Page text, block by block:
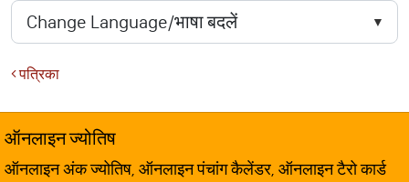
पत्रिका
ऑनलाइन ज्योतिष
ऑनलाइन अंक ज्योतिष, ऑनलाइन पंचांग कैलेंडर, ऑनलाइन टैरो कार्ड